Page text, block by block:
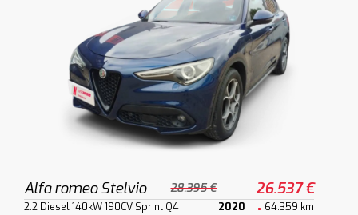
Alfa romeo Stelvio 28.395 € 26.537 €
2.2 Diesel 140kW 190CV Sprint Q4 2020 64.359 km